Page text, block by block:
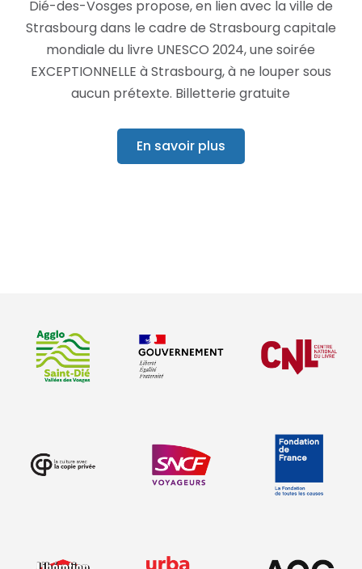
Dié-des-Vosges propose, en lien avec la ville de
Strasbourg dans le cadre de Strasbourg capitale
mondiale du livre UNESCO 2024, une soirée
EXCEPTIONNELLE à Strasbourg, à ne louper sous
aucun prétexte. Billetterie gratuite
En savoir plus